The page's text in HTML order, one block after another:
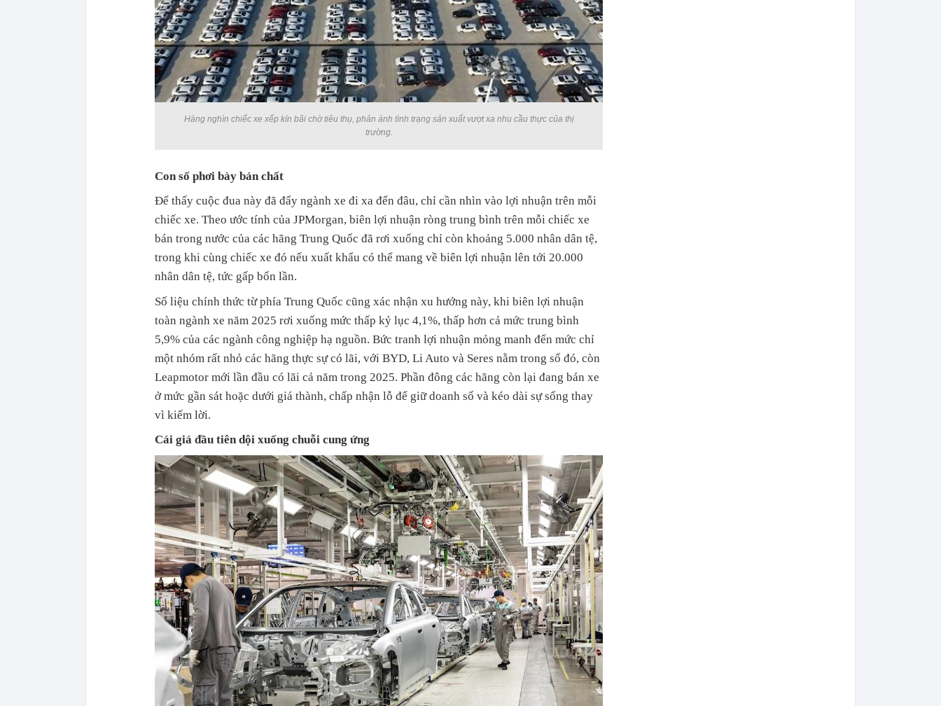
Hàng nghìn chiếc xe xếp kín bãi chờ tiêu thụ, phản ánh tình trạng sản xuất vượt xa nhu cầu thực của thị
trường.
Con số phơi bày bản chất
Để thấy cuộc đua này đã đẩy ngành xe đi xa đến đâu, chỉ cần nhìn vào lợi nhuận trên mỗi
chiếc xe. Theo ước tính của JPMorgan, biên lợi nhuận ròng trung bình trên mỗi chiếc xe
bán trong nước của các hãng Trung Quốc đã rơi xuống chỉ còn khoảng 5.000 nhân dân tệ,
trong khi cùng chiếc xe đó nếu xuất khẩu có thể mang về biên lợi nhuận lên tới 20.000
nhân dân tệ, tức gấp bốn lần.
Số liệu chính thức từ phía Trung Quốc cũng xác nhận xu hướng này, khi biên lợi nhuận
toàn ngành xe năm 2025 rơi xuống mức thấp kỷ lục 4,1%, thấp hơn cả mức trung bình
5,9% của các ngành công nghiệp hạ nguồn. Bức tranh lợi nhuận mỏng manh đến mức chỉ
một nhóm rất nhỏ các hãng thực sự có lãi, với BYD, Li Auto và Seres nằm trong số đó, còn
Leapmotor mới lần đầu có lãi cả năm trong 2025. Phần đông các hãng còn lại đang bán xe
ở mức gần sát hoặc dưới giá thành, chấp nhận lỗ để giữ doanh số và kéo dài sự sống thay
vì kiếm lời.
Cái giá đầu tiên dội xuống chuỗi cung ứng